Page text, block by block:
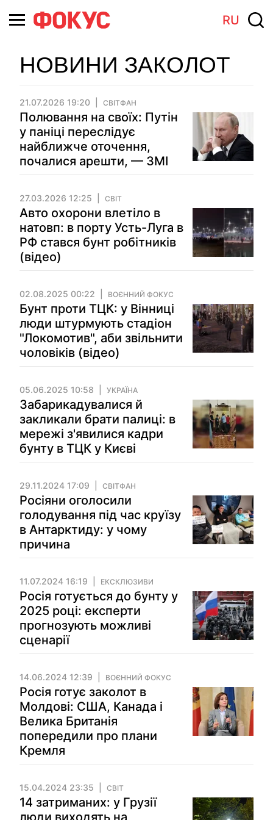
RU
НОВИНИ ЗАКОЛОТ
21.07.2026 19:20 СВІТФАН
Полювання на своїх: Путін
у паніці переслідує
найближче оточення,
почалися арешти, — ЗМІ
27.03.2026 12:25 СВІТ
Авто охорони влетіло в
натовп: в порту Усть-Луга в
РФ стався бунт робітників
(відео)
02.08.2025 00:22 ВОЄННИЙ ФОКУС
Бунт проти ТЦК: у Вінниці
люди штурмують стадіон
"Локомотив", аби звільнити
чоловіків (відео)
05.06.2025 10:58 УКРАЇНА
Забарикадувалися й
закликали брати палиці: в
мережі з'явилися кадри
бунту в ТЦК у Києві
29.11.2024 17:09 СВІТФАН
Росіяни оголосили
голодування під час круїзу
в Антарктиду: у чому
причина
11.07.2024 16:19 ЕКСКЛЮЗИВИ
Росія готується до бунту у
2025 році: експерти
прогнозують можливі
сценарії
14.06.2024 12:39 ВОЄННИЙ ФОКУС
Росія готує заколот в
Молдові: США, Канада і
Велика Британія
попередили про плани
Кремля
15.04.2024 23:35 СВІТ
14 затриманих: у Грузії
люди виходять на